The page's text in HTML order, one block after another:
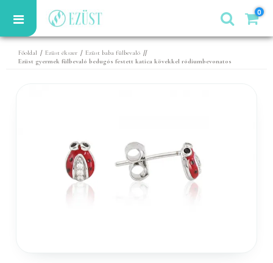
0
Főoldal / Ezüst ékszer / Ezüst baba fülbevaló //
Ezüst gyermek fülbevaló bedugós festett katica kövekkel ródiumbevonatos